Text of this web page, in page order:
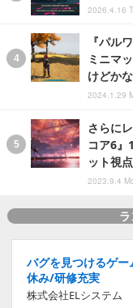
2026.4.16
『パル
ミニマ
けどか
2024.1.29
さらに
コア6
ット視点
2023.9.4
バグを見つけるゲ
休み/研修充実
株式会社ELシステム